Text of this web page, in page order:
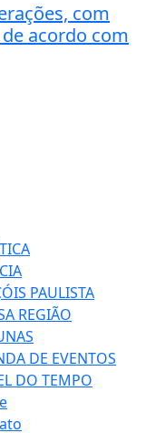
com
acordo com
PAULISTA
REGIÃO
DE EVENTOS
DO TEMPO